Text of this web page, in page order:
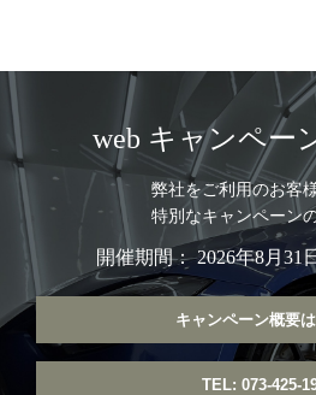
web キャンペー
弊社をご利用のお客
特別なキャンペーン
開催期間： 2026年8月31
キャンペーン概要
TEL: 073-425-